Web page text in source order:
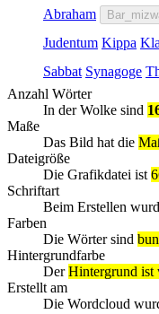
Abraham
Judentum Kippa
Sabbat Synagoge
Anzahl Wörter
In der Wolke sind
Maße
Das Bild hat die
Dateigröße
Die Grafikdatei ist
Schriftart
Beim Erstellen
Farben
Die Wörter sind
Hintergrundfarbe
DerHintergrund ist
Erstellt am
Die Wordcloud